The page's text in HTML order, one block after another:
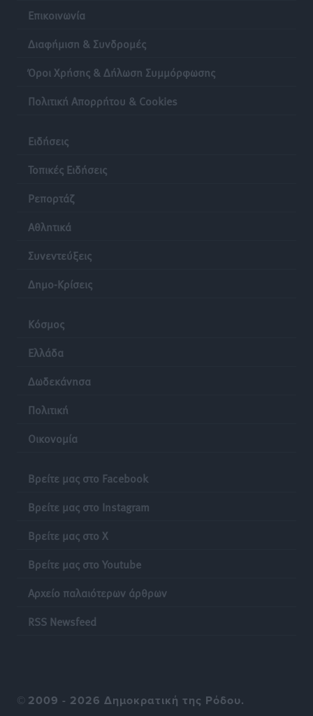
Επικοινωνία
Διαφήμιση & Συνδρομές
Όροι Χρήσης & Δήλωση Συμμόρφωσης
Πολιτική Απορρήτου & Cookies
Ειδήσεις
Τοπικές Ειδήσεις
Ρεπορτάζ
Αθλητικά
Συνεντεύξεις
Δημο-Κρίσεις
Κόσμος
Ελλάδα
Δωδεκάνησα
Πολιτική
Οικονομία
Βρείτε μας στο Facebook
Βρείτε μας στο Instagram
Βρείτε μας στο X
Βρείτε μας στο Youtube
Αρχείο παλαιότερων άρθρων
RSS Newsfeed
© 2009 - 2026 Δημοκρατική της Ρόδου.